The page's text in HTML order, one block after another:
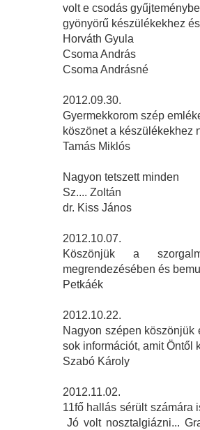
volt e csodás
gyönyörű készülékekhez
Horváth Gyula
Csoma András
Csoma Andrásné
2012.09.30.
Gyermekkorom szép
köszönet a készülékekhez
Tamás Miklós
Nagyon tetszett minden
Sz.... Zoltán
dr. Kiss János
2012.10.07.
Köszönjük a
megrendezésében és
Petkáék
2012.10.22.
Nagyon szépen
sok információt, amit
Szabó Károly
2012.11.02.
11fő hallás sérült számára
Jó volt nosztalgiázni...